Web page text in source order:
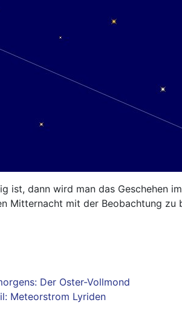
ist, dann wird man das Geschehen
Mitternacht mit der Beobachtung zu
Der Oster-Vollmond
Meteorstrom Lyriden